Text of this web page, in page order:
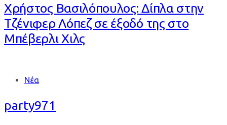
Χρήστος Βασιλόπουλος: Δίπλα στην
Τζένιφερ Λόπεζ σε έξοδό της στο
Μπέβερλι Χιλς
Tags Νέα
party971